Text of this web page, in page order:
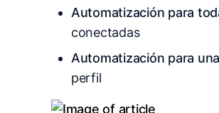
Automatización para
conectadas
Automatización para
perfil